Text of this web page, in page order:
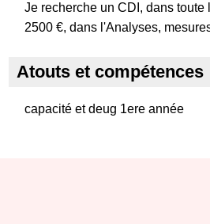
Je recherche un CDI, dans
2500 €, dans l'Analyses,
Atouts et compétences
capacité et deug 1ere année